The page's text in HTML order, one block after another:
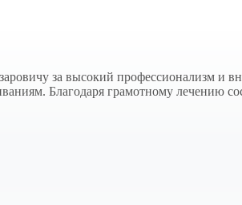
за высокий профессионализм и
Благодаря грамотному лечению